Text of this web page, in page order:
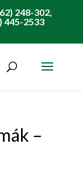
248-302,
445-2533
–